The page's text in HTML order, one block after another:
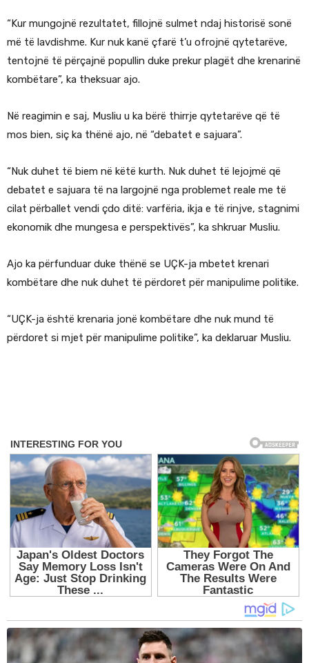
“Kur mungojnë rezultatet, fillojnë sulmet ndaj historisë sonë
më të lavdishme. Kur nuk kanë çfarë t’u ofrojnë qytetarëve,
tentojnë të përçajnë popullin duke prekur plagët dhe krenarinë
kombëtare”, ka theksuar ajo.
Në reagimin e saj, Musliu u ka bërë thirrje qytetarëve që të
mos bien, siç ka thënë ajo, në “debatet e sajuara”.
“Nuk duhet të biem në këtë kurth. Nuk duhet të lejojmë që
debatet e sajuara të na largojnë nga problemet reale me të
cilat përballet vendi çdo ditë: varfëria, ikja e të rinjve, stagnimi
ekonomik dhe mungesa e perspektivës”, ka shkruar Musliu.
Ajo ka përfunduar duke thënë se UÇK-ja mbetet krenari
kombëtare dhe nuk duhet të përdoret për manipulime politike.
“UÇK-ja është krenaria jonë kombëtare dhe nuk mund të
përdoret si mjet për manipulime politike”, ka deklaruar Musliu.